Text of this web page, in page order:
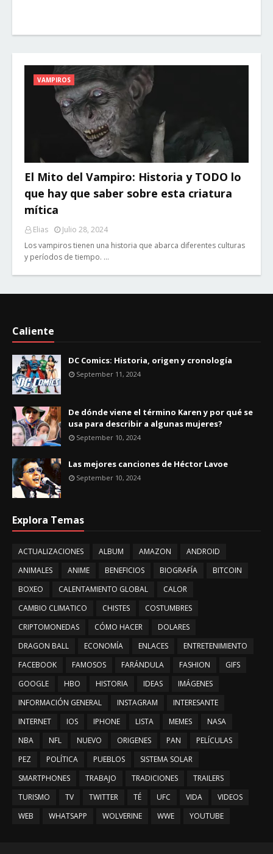
VAMPIROS
El Mito del Vampiro: Historia y TODO lo
que hay que saber sobre esta criatura
mítica
Elias
Julio 28, 2024
Los vampiros tienen una historia que abarca diferentes culturas
y períodos de tiempo. …
Caliente
DC Comics: Historia, origen y cronología
September 11, 2024
De dónde viene el término Karen y por qué se
usa para describir a algunas mujeres?
September 10, 2024
Las mejores canciones de Héctor Lavoe
September 10, 2024
Explora Temas
ACTUALIZACIONES ALBUM AMAZON
ANDROID
ANIMALES
ANIME BENEFICIOS BIOGRAFÍA
BITCOIN
BOXEO
CALENTAMIENTO GLOBAL
CALOR
CAMBIO CLIMATICO
CHISTES
COSTUMBRES
CRIPTOMONEDAS
CÓMO HACER
DOLARES
DRAGON BALL
ECONOMÍA ENLACES
ENTRETENIMIENTO
FACEBOOK
FAMOSOS FARÁNDULA FASHION
GIFS
GOOGLE
HBO HISTORIA IDEAS
IMÁGENES
INFORMACIÓN GENERAL
INSTAGRAM
INTERESANTE
INTERNET
IOS IPHONE LISTA MEMES
NASA
NBA
NFL NUEVO ORIGENES PAN
PELÍCULAS
PEZ
POLÍTICA PUEBLOS
SISTEMA SOLAR
SMARTPHONES
TRABAJO TRADICIONES
TRAILERS
TURISMO
TV TWITTER TÉ UFC VIDA
VIDEOS
WEB
WHATSAPP WOLVERINE WWE YOUTUBE